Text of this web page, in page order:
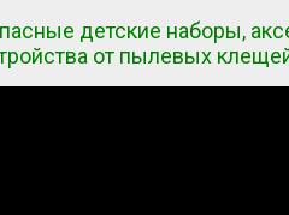
детские наборы,
от пылевых